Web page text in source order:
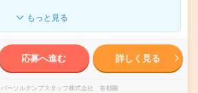
もっと見る
応募へ進む 詳しく見る
パーソルテンプスタッフ株式会社 首都圏